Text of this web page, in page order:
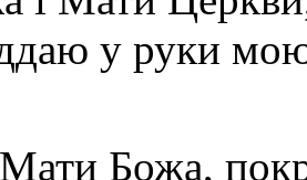
у руки
Божа,